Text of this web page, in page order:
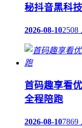
秘抖音黑科
2026-08-102508
首码趣享看
全程陪跑
2026-08-107869